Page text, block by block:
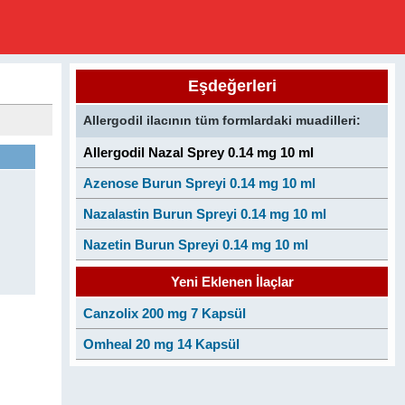
Eşdeğerleri
Allergodil ilacının tüm formlardaki muadilleri:
Allergodil Nazal Sprey 0.14 mg 10 ml
Azenose Burun Spreyi 0.14 mg 10 ml
Nazalastin Burun Spreyi 0.14 mg 10 ml
Nazetin Burun Spreyi 0.14 mg 10 ml
Yeni Eklenen İlaçlar
Canzolix 200 mg 7 Kapsül
Omheal 20 mg 14 Kapsül